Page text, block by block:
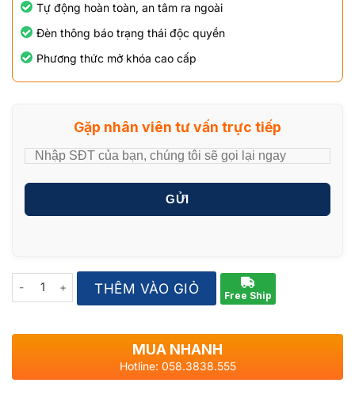
Tự động hoàn toàn, an tâm ra ngoài
Đèn thông báo trạng thái độc quyền
Phương thức mở khóa cao cấp
Gặp nhân viên tư vấn trực tiếp
GỬI
Quantity THÊM VÀO GIỎ Free Ship
MUA NHANH
Hotline: 058.3838.555